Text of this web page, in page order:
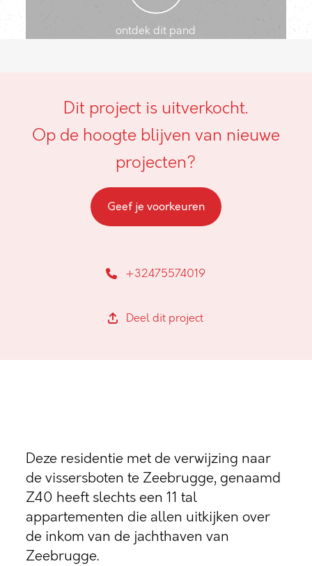
ontdek dit pand
Dit project is uitverkocht.
Op de hoogte blijven van nieuwe
projecten?
Geef je voorkeuren
+32475574019
Deel dit project
Deze residentie met de verwijzing naar
de vissersboten te Zeebrugge, genaamd
Z40 heeft slechts een 11 tal
appartementen die allen uitkijken over
de inkom van de jachthaven van
Zeebrugge.